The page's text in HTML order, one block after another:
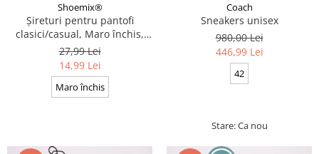
Shoemix®
Șireturi pentru pantofi
clasici/casual, Maro închis,
Cerate, Calitate premium, 110
cm x 0.3 cm
27,99 Lei
14,99 Lei
Maro închis
Coach
Sneakers unisex
980,00 Lei
446,99 Lei
42
Stare: Ca nou